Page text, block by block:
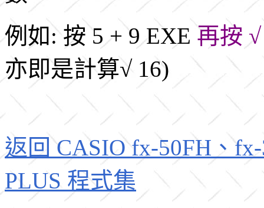
例如: 按 5 + 9 EXE 再按
亦即是計算√ 16)
返回 CASIO fx-50FH、
PLUS 程式集